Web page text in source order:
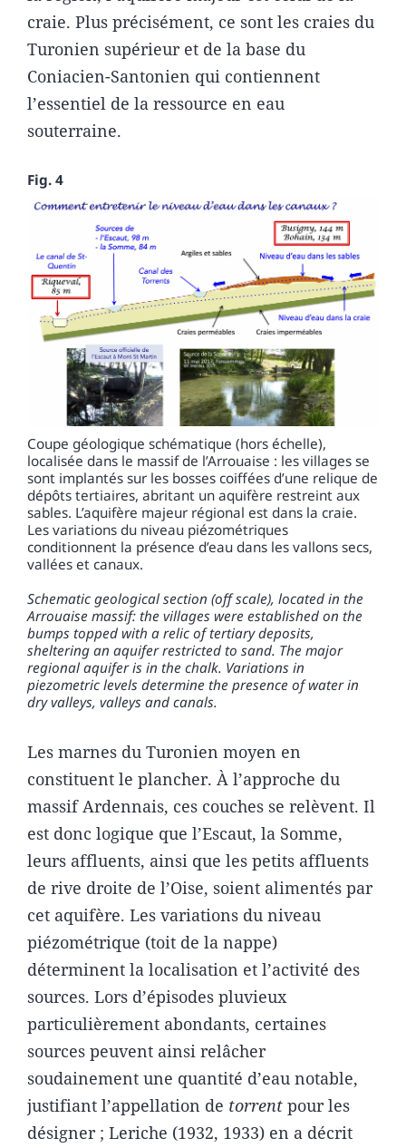
craie. Plus précisément, ce sont les craies du
Turonien supérieur et de la base du
Coniacien-Santonien qui contiennent
l’essentiel de la ressource en eau
souterraine.
Fig. 4
Coupe géologique schématique (hors échelle),
localisée dans le massif de l’Arrouaise : les villages se
sont implantés sur les bosses coiffées d’une relique de
dépôts tertiaires, abritant un aquifère restreint aux
sables. L’aquifère majeur régional est dans la craie.
Les variations du niveau piézométriques
conditionnent la présence d’eau dans les vallons secs,
vallées et canaux.
Schematic geological section (off scale), located in the
Arrouaise massif: the villages were established on the
bumps topped with a relic of tertiary deposits,
sheltering an aquifer restricted to sand. The major
regional aquifer is in the chalk. Variations in
piezometric levels determine the presence of water in
dry valleys, valleys and canals.
Les marnes du Turonien moyen en
constituent le plancher. À l’approche du
massif Ardennais, ces couches se relèvent. Il
est donc logique que l’Escaut, la Somme,
leurs affluents, ainsi que les petits affluents
de rive droite de l’Oise, soient alimentés par
cet aquifère. Les variations du niveau
piézométrique (toit de la nappe)
déterminent la localisation et l’activité des
sources. Lors d’épisodes pluvieux
particulièrement abondants, certaines
sources peuvent ainsi relâcher
soudainement une quantité d’eau notable,
justifiant l’appellation de torrent pour les
désigner ; Leriche (1932, 1933) en a décrit